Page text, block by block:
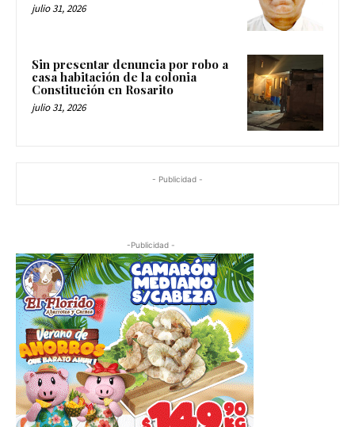
julio 31, 2026
Sin presentar denuncia por robo a
casa habitación de la colonia
Constitución en Rosarito
julio 31, 2026
- Publicidad -
-Publicidad -